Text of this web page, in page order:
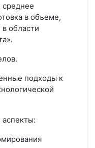
в объеме,
области
подходы к